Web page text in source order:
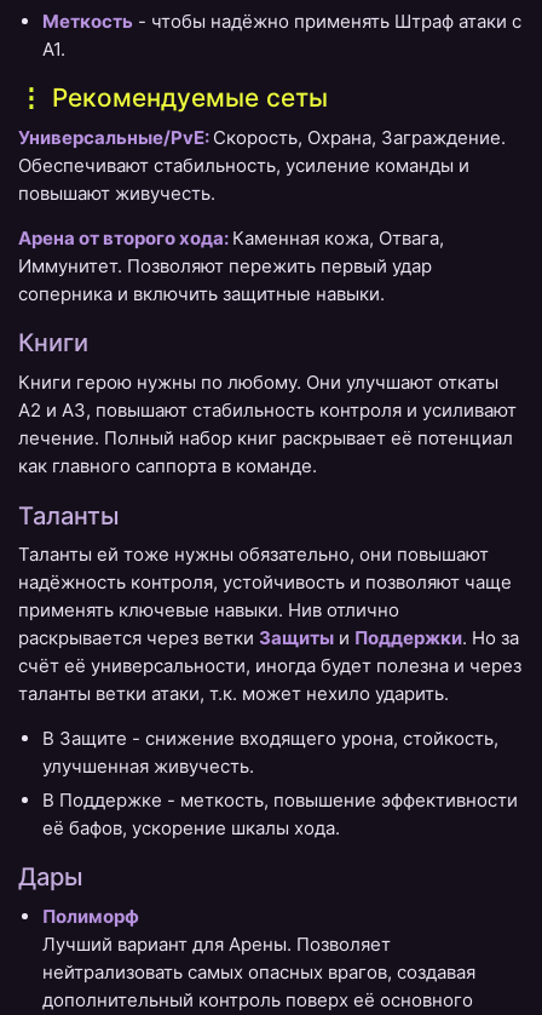
Меткость - чтобы надёжно применять Штраф атаки с
А1.
Рекомендуемые сеты
Универсальные/PvE: Скорость, Охрана, Заграждение.
Обеспечивают стабильность, усиление команды и
повышают живучесть.
Арена от второго хода: Каменная кожа, Отвага,
Иммунитет. Позволяют пережить первый удар
соперника и включить защитные навыки.
Книги
Книги герою нужны по любому. Они улучшают откаты
А2 и А3, повышают стабильность контроля и усиливают
лечение. Полный набор книг раскрывает её потенциал
как главного саппорта в команде.
Таланты
Таланты ей тоже нужны обязательно, они повышают
надёжность контроля, устойчивость и позволяют чаще
применять ключевые навыки. Нив отлично
раскрывается через ветки Защиты и Поддержки. Но за
счёт её универсальности, иногда будет полезна и через
таланты ветки атаки, т.к. может нехило ударить.
В Защите - снижение входящего урона, стойкость,
улучшенная живучесть.
В Поддержке - меткость, повышение эффективности
её бафов, ускорение шкалы хода.
Дары
Полиморф
Лучший вариант для Арены. Позволяет
нейтрализовать самых опасных врагов, создавая
дополнительный контроль поверх её основного